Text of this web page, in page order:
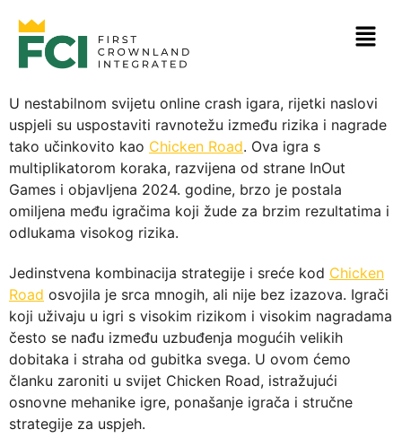
U nestabilnom svijetu online crash igara, rijetki naslovi
uspjeli su uspostaviti ravnotežu između rizika i nagrade
tako učinkovito kao Chicken Road. Ova igra s
multiplikatorom koraka, razvijena od strane InOut
Games i objavljena 2024. godine, brzo je postala
omiljena među igračima koji žude za brzim rezultatima i
odlukama visokog rizika.
Jedinstvena kombinacija strategije i sreće kod Chicken
Road osvojila je srca mnogih, ali nije bez izazova. Igrači
koji uživaju u igri s visokim rizikom i visokim nagradama
često se nađu između uzbuđenja mogućih velikih
dobitaka i straha od gubitka svega. U ovom ćemo
članku zaroniti u svijet Chicken Road, istražujući
osnovne mehanike igre, ponašanje igrača i stručne
strategije za uspjeh.